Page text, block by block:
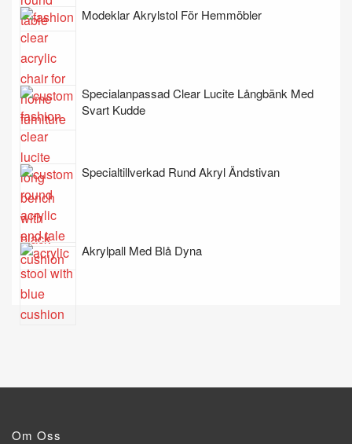
Modeklar Akrylstol För Hemmöbler
Specialanpassad Clear Lucite Långbänk Med
Svart Kudde
Specialtillverkad Rund Akryl Ändstivan
Akrylpall Med Blå Dyna
Om Oss